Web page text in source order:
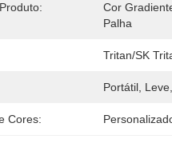
Cor
Palha
Tritan/SK
Portátil,
Cores: